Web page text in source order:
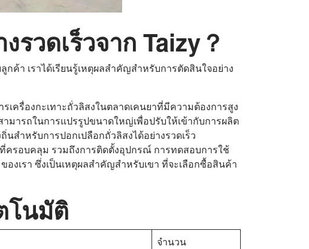
รวดเร็วจาก Taizy？
กค้า เราได้เรียนรู้เหตุผลสำคัญสำหรับการตัดสินใจอย่าง
ครื่องกะเทาะถั่วลิสงในตลาดเคนยาที่มีความต้องการสูง
มารถในการแปรรูปขนาดใหญ่เพื่อปรับให้เข้ากับการผลิต
ำหรับการปอกเปลือกถั่วลิสงได้อย่างรวดเร็ว
ครอบคลุม รวมถึงการติดตั้งอุปกรณ์ การทดสอบการใช้
งเรา ซึ่งเป็นเหตุผลสำคัญสำหรับเขา ที่จะเลือกซื้อสินค้า
โนมัติ
จำนวน